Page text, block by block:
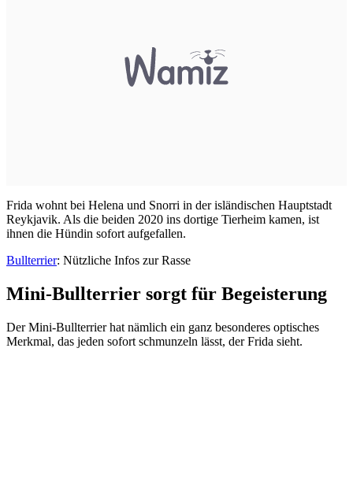
Frida wohnt bei Helena und Snorri in der isländischen Hauptstadt
Reykjavik. Als die beiden 2020 ins dortige Tierheim kamen, ist
ihnen die Hündin sofort aufgefallen.
Bullterrier: Nützliche Infos zur Rasse
Mini-Bullterrier sorgt für Begeisterung
Der Mini-Bullterrier hat nämlich ein ganz besonderes optisches
Merkmal, das jeden sofort schmunzeln lässt, der Frida sieht.